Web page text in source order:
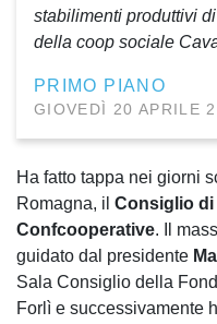
stabilimenti produttivi
della coop sociale
PRIMO PIANO
GIOVEDÌ 20 APRILE
Ha fatto tappa nei giorni
Romagna, il Consiglio di
Confcooperative. Il
guidato dal presidente
Sala Consiglio della
Forlì e successivamente